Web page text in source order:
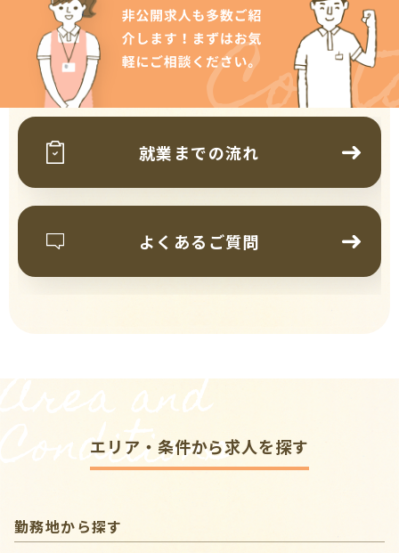
就業までの流れ
よくあるご質問
Area and
Conditions
エリア・条件から求人を探す
勤務地から探す